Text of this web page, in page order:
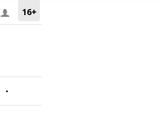
16+